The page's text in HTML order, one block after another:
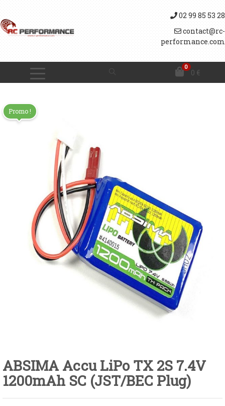
02 99 85 53 28
contact@rc-
performance.com
0
0 €
Promo !
ABSIMA Accu LiPo TX 2S 7.4V
1200mAh SC (JST/BEC Plug)